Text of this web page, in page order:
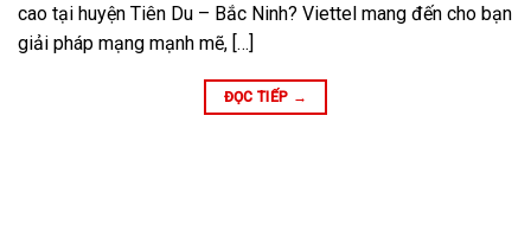
cao tại huyện Tiên Du – Bắc Ninh? Viettel mang đến cho bạn
giải pháp mạng mạnh mẽ, […]
ĐỌC TIẾP →